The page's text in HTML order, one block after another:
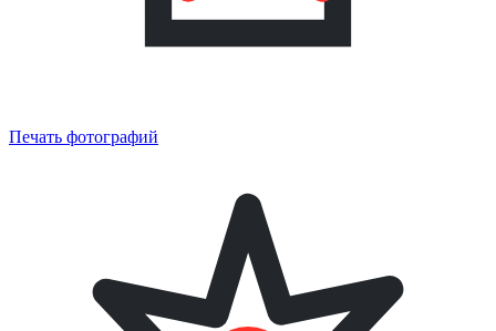
Печать фотографий